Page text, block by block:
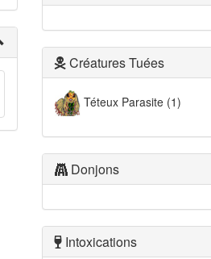
Créatures Tuées
Téteux Parasite (1)
Donjons
Intoxications